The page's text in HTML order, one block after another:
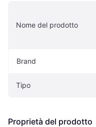
Nome del prodotto
Brand
Tipo
Proprietà del prodotto